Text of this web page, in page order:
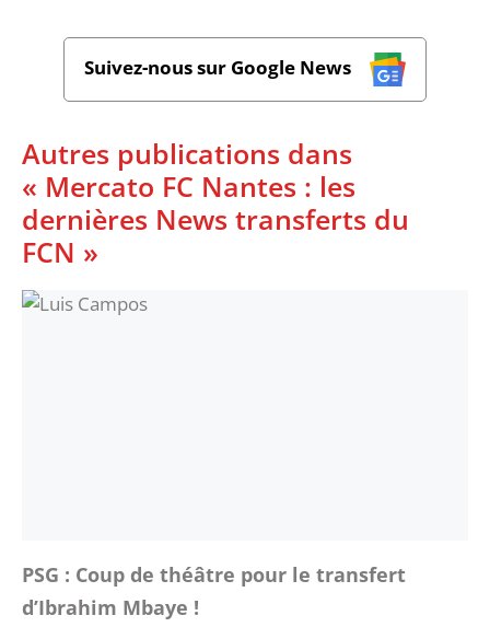
Suivez-nous sur Google News
Autres publications dans
« Mercato FC Nantes : les
dernières News transferts du
FCN »
PSG : Coup de théâtre pour le transfert
d’Ibrahim Mbaye !